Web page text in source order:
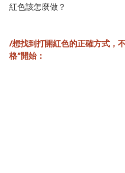
紅色該怎麼做？
/想找到打開紅色的正確方式，
格”開始：